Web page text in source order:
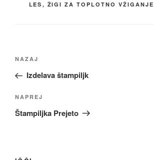
LES , ŽIGI ZA TOPLOTNO
Navigacija
Prejšnji
prispevek
NAZAJ
Izdelava štampiljk
Naslednji
prispevek
NAPREJ
Štampiljka Prejeto